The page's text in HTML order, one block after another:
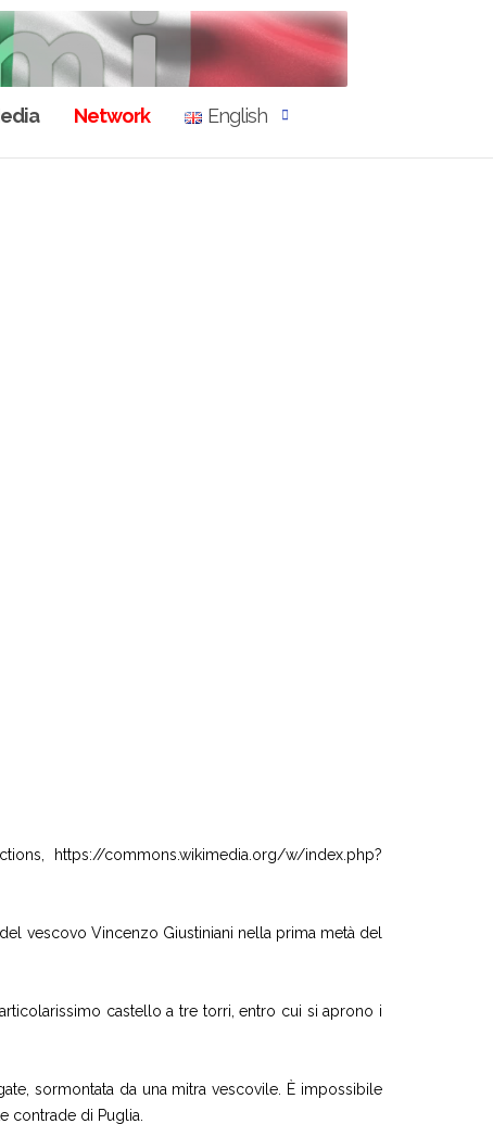
Network English
https://commons.wikimedia.org/w/index.php?
vescovo Vincenzo Giustiniani nella prima metà del
castello a tre torri, entro cui si aprono i
sormontata da una mitra vescovile. È impossibile
contrade di Puglia.